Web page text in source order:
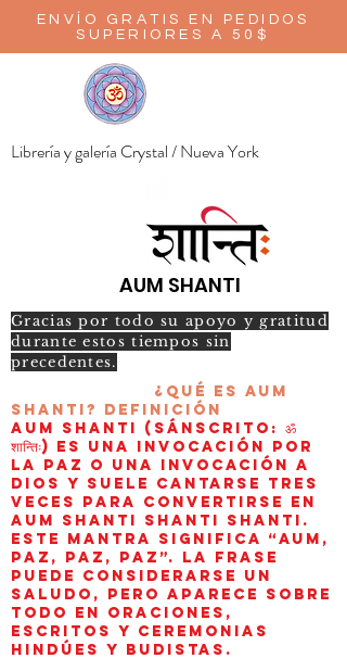
ENVÍO GRATIS EN PEDIDOS
SUPERIORES A 50$
Librería y galería Crystal / Nueva York
AUM SHANTI
Gracias por todo su apoyo y gratitud
durante estos tiempos sin
precedentes.
¿Qué es AUM
Shanti? Definición
AUM Shanti (sánscrito: ॐ
शान्तिः) es una invocación por
la paz o una invocación a
Dios y suele cantarse tres
veces para convertirse en
aum shanti shanti shanti.
Este mantra significa “AUM,
paz, paz, paz”. La frase
puede considerarse un
saludo, pero aparece sobre
todo en oraciones,
escritos y ceremonias
hindúes y budistas.